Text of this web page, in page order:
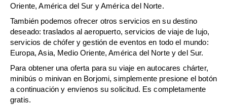
Oriente, América del Sur y América del Norte.
También podemos ofrecer otros servicios en su destino
deseado: traslados al aeropuerto, servicios de viaje de lujo,
servicios de chófer y gestión de eventos en todo el mundo:
Europa, Asia, Medio Oriente, América del Norte y del Sur.
Para obtener una oferta para su viaje en autocares chárter,
minibús o minivan en Borjomi, simplemente presione el botón
a continuación y envíenos su solicitud. Es completamente
gratis.